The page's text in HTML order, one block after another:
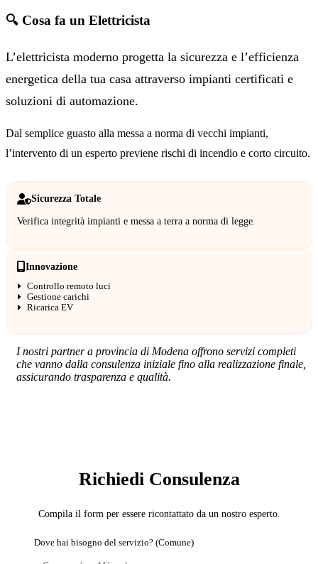
🔍 Cosa fa un Elettricista
L’elettricista moderno progetta la sicurezza e l’efficienza
energetica della tua casa attraverso impianti certificati e
soluzioni di automazione.
Dal semplice guasto alla messa a norma di vecchi impianti,
l’intervento di un esperto previene rischi di incendio e corto circuito.
Sicurezza Totale
Verifica integrità impianti e messa a terra a norma di legge.
Innovazione
Controllo remoto luci
Gestione carichi
Ricarica EV
I nostri partner a provincia di Modena offrono servizi completi
che vanno dalla consulenza iniziale fino alla realizzazione finale,
assicurando trasparenza e qualità.
Richiedi Consulenza
Compila il form per essere ricontattato da un nostro esperto.
Dove hai bisogno del servizio? (Comune)